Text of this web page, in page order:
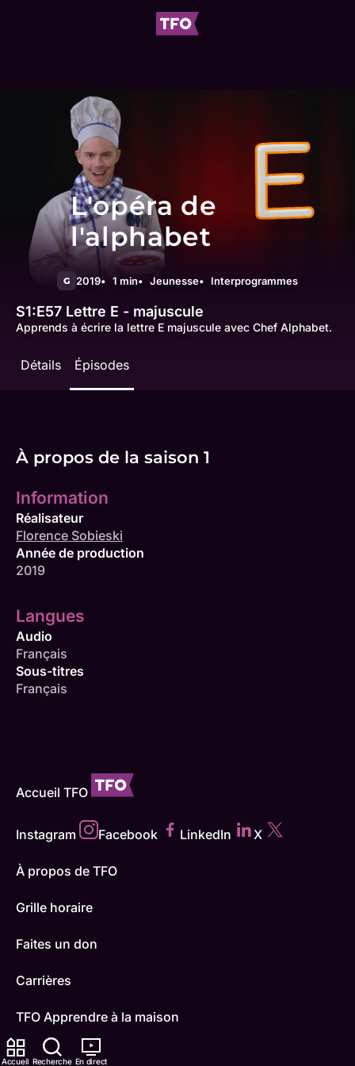
Accueil Recherche En direct
L'opéra de
l'alphabet
G 2019 1 min Jeunesse Interprogrammes
S1:E57 Lettre E - majuscule
Apprends à écrire la lettre E majuscule avec Chef Alphabet.
Détails Épisodes
À propos de la saison 1
Information
Réalisateur
Florence Sobieski
Année de production
2019
Langues
Audio
Français
Sous-titres
Français
Accueil TFO
Instagram Facebook LinkedIn X
À propos de TFO
Grille horaire
Faites un don
Carrières
TFO Apprendre à la maison
Comment nous capter